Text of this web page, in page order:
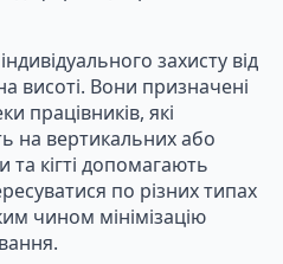
захисту від
висоті. Вони призначені
працівників, які
на вертикальних або
кігті допомагають
по різних типах
чином мінімізацію